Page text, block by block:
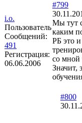
i.o.
Пользователь
Сообщений:
491
Регистрация:
06.06.2006
#799
Мы тут
каким
РБ это
со мной
Значит,
#800